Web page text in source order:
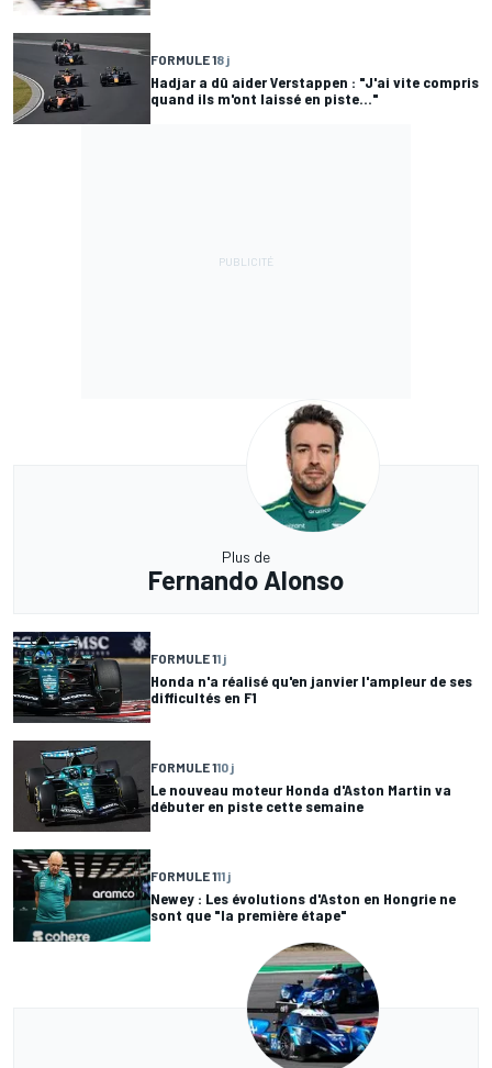
FORMULE 18 j
Hadjar a dû aider Verstappen : "J'ai vite compris
quand ils m'ont laissé en piste..."
Plus de
Fernando Alonso
FORMULE 11 j
Honda n'a réalisé qu'en janvier l'ampleur de ses
difficultés en F1
FORMULE 110 j
Le nouveau moteur Honda d'Aston Martin va
débuter en piste cette semaine
FORMULE 111 j
Newey : Les évolutions d'Aston en Hongrie ne
sont que "la première étape"